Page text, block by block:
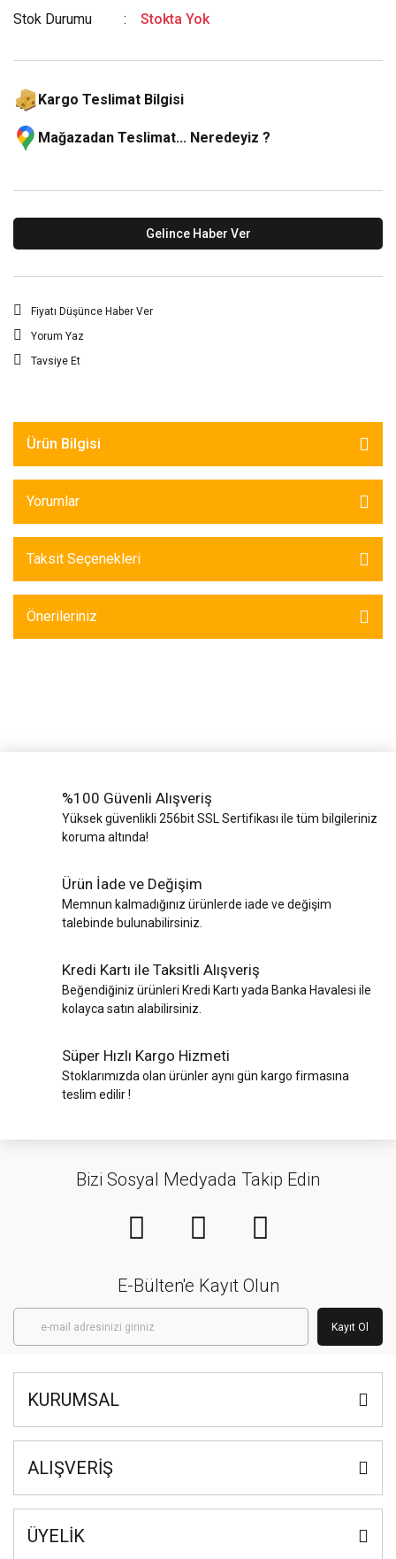
Stok Durumu
Stokta Yok
Kargo Teslimat Bilgisi
Mağazadan Teslimat... Neredeyiz ?
Gelince Haber Ver
Fiyatı Düşünce Haber Ver
Yorum Yaz
Tavsiye Et
Ürün Bilgisi
Yorumlar
Taksit Seçenekleri
Önerileriniz
%100 Güvenli Alışveriş
Yüksek güvenlikli 256bit SSL Sertifikası ile tüm bilgileriniz
koruma altında!
Ürün İade ve Değişim
Memnun kalmadığınız ürünlerde iade ve değişim
talebinde bulunabilirsiniz.
Kredi Kartı ile Taksitli Alışveriş
Beğendiğiniz ürünleri Kredi Kartı yada Banka Havalesi ile
kolayca satın alabilirsiniz.
Süper Hızlı Kargo Hizmeti
Stoklarımızda olan ürünler aynı gün kargo firmasına
teslim edilir !
Bizi Sosyal Medyada Takip Edin
E-Bülten'e Kayıt Olun
Kayıt Ol
KURUMSAL
ALIŞVERİŞ
ÜYELİK